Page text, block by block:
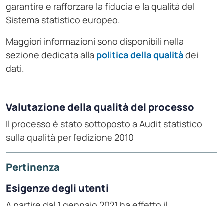
garantire e rafforzare la fiducia e la qualità del
Sistema statistico europeo.
Maggiori informazioni sono disponibili nella
sezione dedicata alla politica della qualitàdei
dati.
Valutazione della qualità del processo
Il processo è stato sottoposto a Audit statistico
sulla qualità per l'edizione 2010
Pertinenza
Esigenze degli utenti